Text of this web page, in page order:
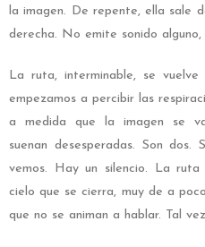
la imagen. De repente, ella sale
derecha. No emite sonido alguno,
La ruta, interminable, se
empezamos a percibir las
a medida que la imagen se
suenan desesperadas. Son
vemos. Hay un silencio. La ruta
cielo que se cierra, muy de a
que no se animan a hablar. Tal